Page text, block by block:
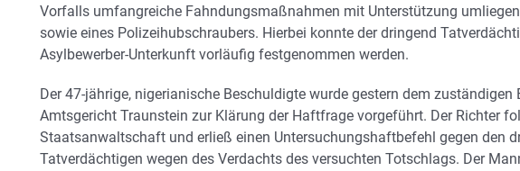
Vorfalls umfangreiche Fahndungsmaßnahmen mit Unterstützung
sowie eines Polizeihubschraubers. Hierbei konnte der dringend
Asylbewerber-Unterkunft vorläufig festgenommen werden.
Der 47-jährige, nigerianische Beschuldigte wurde gestern dem
Amtsgericht Traunstein zur Klärung der Haftfrage vorgeführt. Der Richter
Staatsanwaltschaft und erließ einen Untersuchungshaftbefehl gegen den
Tatverdächtigen wegen des Verdachts des versuchten Totschlags. Der